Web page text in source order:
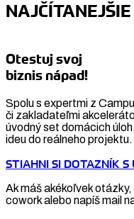
Otestuj svoj
biznis nápad!
Spolu s expertmi z
či zakladateľmi
úvodný set domácich
ideu do reálneho projektu.
STIAHNI SI DOTAZNÍK S
Ak máš akékoľvek
cowork alebo napíš mail